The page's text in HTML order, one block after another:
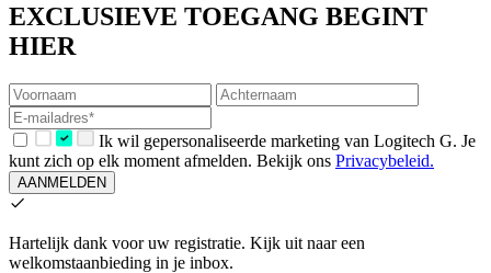
EXCLUSIEVE TOEGANG BEGINT
HIER
Ik wil gepersonaliseerde marketing van Logitech G. Je
kunt zich op elk moment afmelden. Bekijk ons Privacybeleid.
AANMELDEN
Hartelijk dank voor uw registratie. Kijk uit naar een
welkomstaanbieding in je inbox.